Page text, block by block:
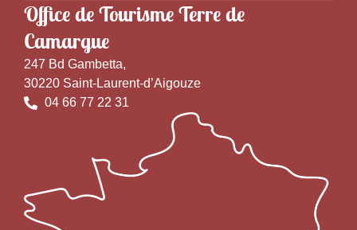
Office de Tourisme Terre de
Camargue
247 Bd Gambetta,
30220 Saint-Laurent-d’Aigouze
04 66 77 22 31